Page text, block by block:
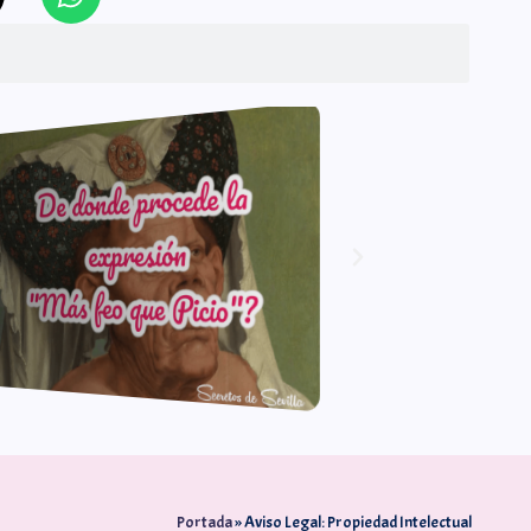
Portada»Aviso Legal: Propiedad Intelectual